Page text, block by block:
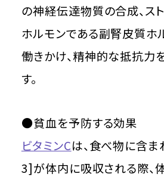
の神経伝達物質の合成、ス
ホルモンである副腎皮質ホ
働きかけ、精神的な抵抗力
す。
●貧血を予防する効果
ビタミンCは、食べ物に含
3]が体内に吸収される際、